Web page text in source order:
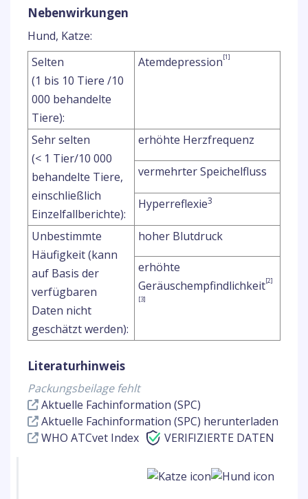
Nebenwirkungen
Hund, Katze:
Selten
(1 bis 10 Tiere /10
000 behandelte
Tiere):
Atemdepression[1]
Sehr selten
(< 1 Tier/10 000
behandelte Tiere,
einschließlich
Einzelfallberichte):
erhöhte Herzfrequenz
vermehrter Speichelfluss
Hyperreflexie3
Unbestimmte
Häufigkeit (kann
auf Basis der
verfügbaren
Daten nicht
geschätzt werden):
hoher Blutdruck
erhöhte
Geräuschempfindlichkeit[2]
[3]
Literaturhinweis
Packungsbeilage fehlt
Aktuelle Fachinformation (SPC)
Aktuelle Fachinformation (SPC) herunterladen
WHO ATCvet Index
VERIFIZIERTE DATEN